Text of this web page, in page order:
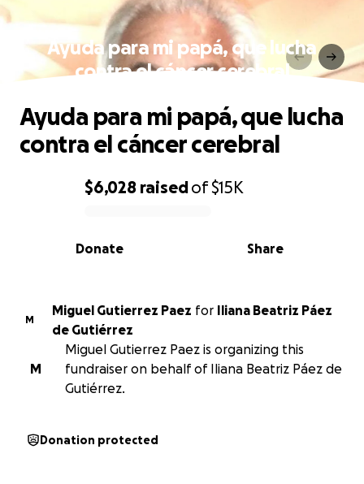
Ayuda para mi papá, que lucha
contra el cáncer cerebral
0% complete
$6,028 raisedof$15K
Share
Donate
Ayuda para mi papá, que lucha
contra el cáncer cerebral
M
Miguel Gutierrez Paez for Iliana Beatriz Páez
de Gutiérrez
M
Miguel Gutierrez Paez is organizing this
fundraiser on behalf of Iliana Beatriz Páez de
Gutiérrez.
Donation protected